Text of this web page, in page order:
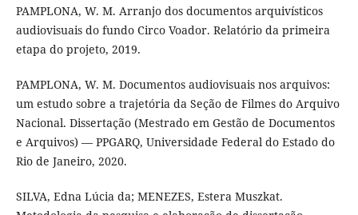
PAMPLONA, W. M. Arranjo dos documentos arquivísticos
audiovisuais do fundo Circo Voador. Relatório da primeira
etapa do projeto, 2019.
PAMPLONA, W. M. Documentos audiovisuais nos arquivos:
um estudo sobre a trajetória da Seção de Filmes do Arquivo
Nacional. Dissertação (Mestrado em Gestão de Documentos
e Arquivos) — PPGARQ, Universidade Federal do Estado do
Rio de Janeiro, 2020.
SILVA, Edna Lúcia da; MENEZES, Estera Muszkat.